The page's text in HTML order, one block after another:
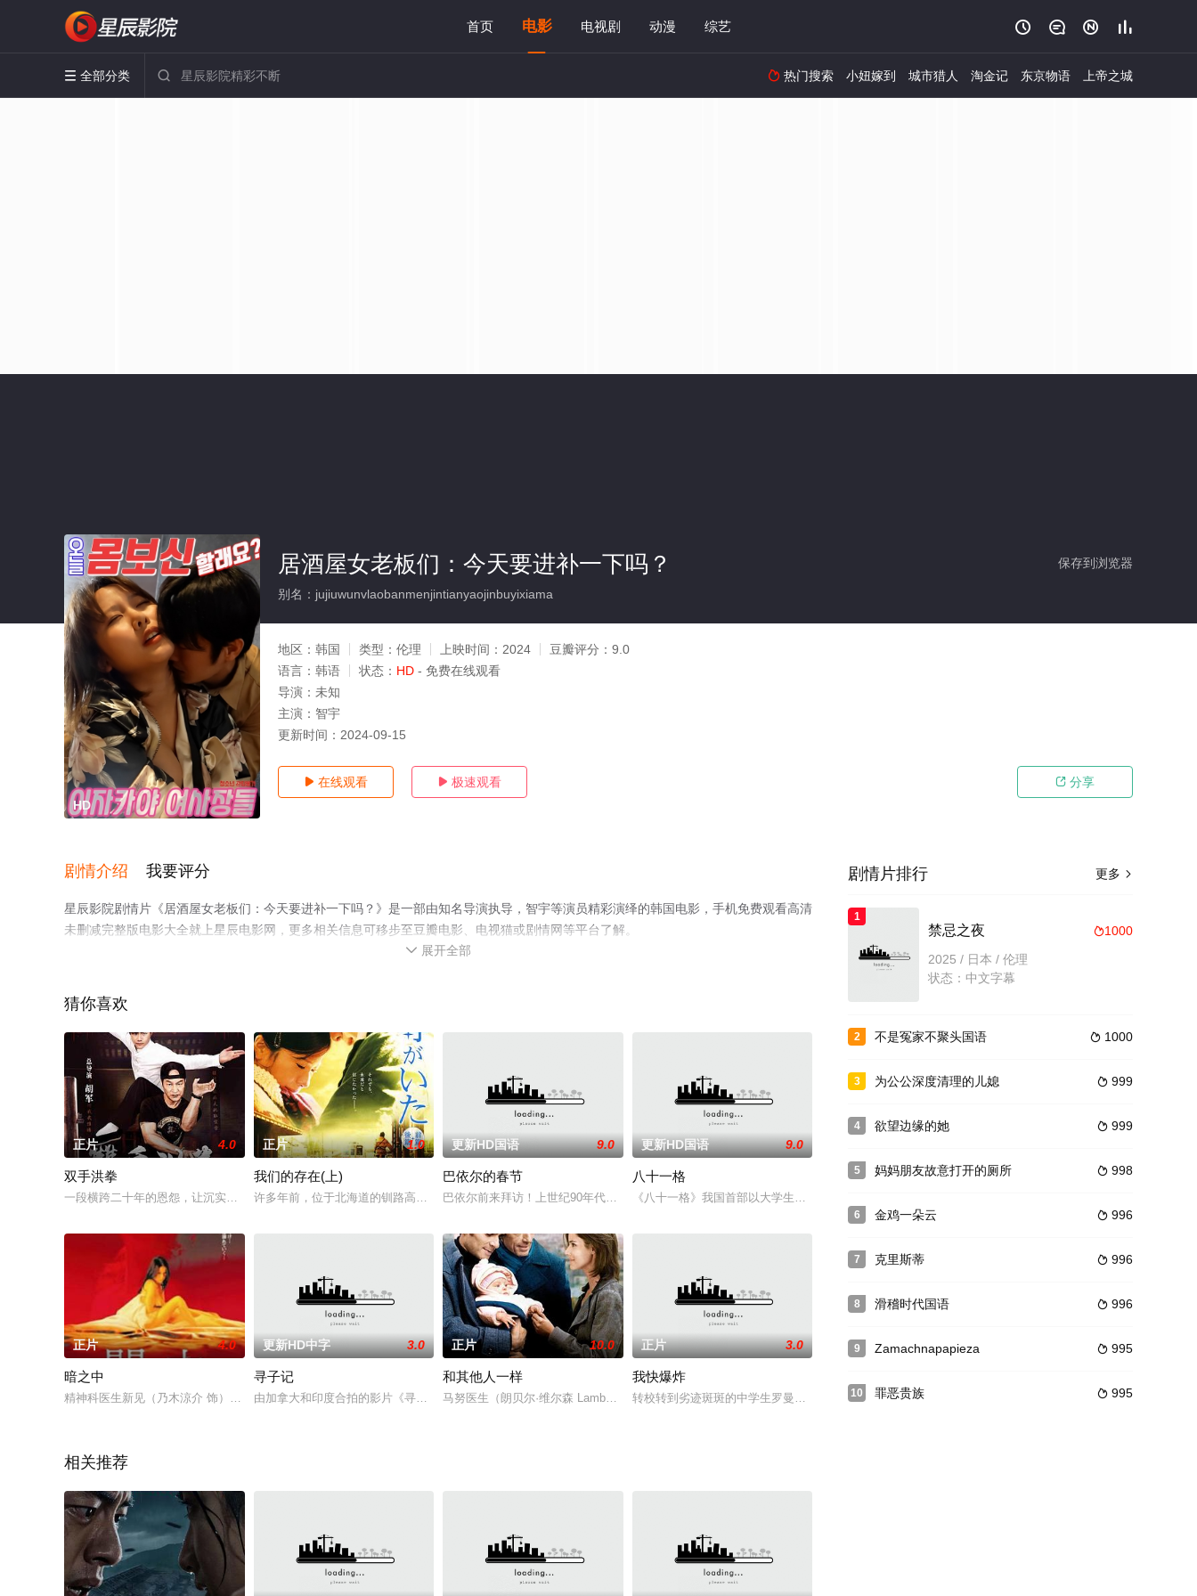
首页 电影 电视剧 动漫 综艺    
 全部分类   热门搜索 小妞嫁到 城市猎人 淘金记 东京物语 上帝之城
HD
保存到浏览器
居酒屋女老板们：今天要进补一下吗？
别名：jujiuwunvlaobanmenjintianyaojinbuyixiama
地区： 韩国 类型： 伦理 上映时间： 2024 豆瓣评分： 9.0
语言： 韩语 状态： HD - 免费在线观看
导演： 未知
主演： 智宇
更新时间： 2024-09-15
 在线观看  极速观看  分享
剧情介绍 我要评分
星辰影院剧情片《居酒屋女老板们：今天要进补一下吗？》是一部由知名导演执导，智宇等演员精彩演绎的韩国电影，手机免费观看高清
未删减完整版电影大全就上星辰电影网，更多相关信息可移步至豆瓣电影、电视猫或剧情网等平台了解。
 展开全部
猜你喜欢
正片 4.0
双手洪拳
一段横跨二十年的恩怨，让沉实稳重的赵智勇卷入了一场离奇的武术纷争。作为双手洪拳武馆的当家大师兄，赵大勇不但表现出非凡的武艺，而且还以高尚的武德扭转乾坤，并成功化解了武馆一段陈年恩怨……而赵大勇的
正片 1.0
我们的存在(上)
许多年前，位于北海道的钏路高中，对高中生活充满畅想的女孩高桥七美（吉高由里子 饰）与同班男生矢野元晴（生田斗真 饰）相会。矢野阳光开朗，无论在学习还是体育方面都很
更新HD国语 9.0
巴依尔的春节
巴依尔前来拜访！上世纪90年代初，当“宝马”还叫“巴依尔”时，一段难以磨灭的记忆，一份来之不易的团圆，由一双孩子的眼睛开启。
更新HD国语 9.0
八十一格
《八十一格》我国首部以大学生毕业、就业为题材的电影。张瑜导演指导的第一部的电影《八十一格》由著
正片 4.0
暗之中
精神科医生新见（乃木涼介 饰）拥有受人尊重的社会地位，并且过着安逸无忧的生活，但是他的心中却隐藏着阴暗的欲望。
更新HD中字 3.0
寻子记
由加拿大和印度合拍的影片《寻子记》，讲述了以修理拉锁为生的主人公莫亨德拉，在得知在外工作的12岁儿子西达尔特失踪后，凭借着一点点线索开始横跨整个印度寻找儿子的故事
正片 10.0
和其他人一样
马努医生（朗贝尔·维尔森 Lambert Wilson 饰）和菲利普律师（帕斯卡·埃尔贝 Pascal Elbé 饰）是一对同性恋人，共同走过风风雨雨，两人感情十
正片 3.0
我快爆炸
转校转到劣迹斑斑的中学生罗曼，在学校表演台上吊颈，惹来辣女玛瑙一个人鼓掌。两个来自破碎家庭，自
相关推荐
更多 
剧情片排行
1
1000
禁忌之夜
2025 / 日本 / 伦理
状态：中文字幕
2  1000
不是冤家不聚头国语
3  999
为公公深度清理的儿媳
4  999
欲望边缘的她
5  998
妈妈朋友故意打开的厕所
6  996
金鸡一朵云
7  996
克里斯蒂
8  996
滑稽时代国语
9  995
Zamachnapapieza
10  995
罪恶贵族